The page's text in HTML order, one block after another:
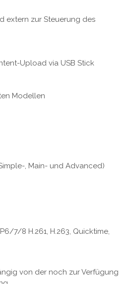
extern zur Steuerung des
Upload via USB Stick
Modellen
, Main- und Advanced)
7/8 H.261, H.263, Quicktime,
von der noch zur Verfügung